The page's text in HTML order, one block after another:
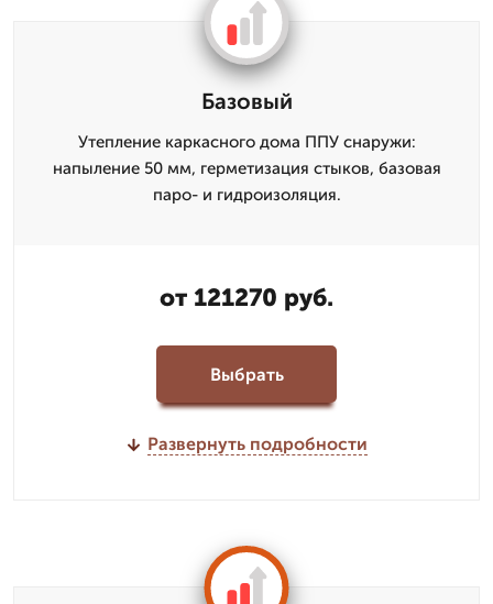
Базовый
Утепление каркасного дома ППУ снаружи:
напыление 50 мм, герметизация стыков, базовая
паро- и гидроизоляция.
от 121270 руб.
Выбрать
Развернуть подробности